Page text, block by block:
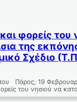
φορείς του
της
Σχέδιο
Πάρος, 19
του νησιού να